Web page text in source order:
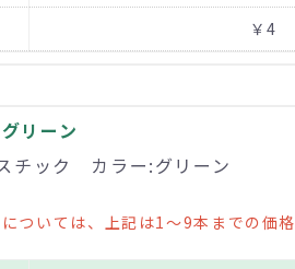
￥4
リーン
チック カラー:グリーン
ついては、上記は1～9本までの価格